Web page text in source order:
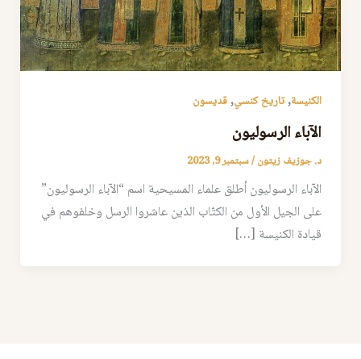
الكنيسة,تاريخ كنسي,قديسون
الآباء الرسوليون
د. جوزيف زيتون/سبتمبر 9, 2023
الآباء الرسوليون أطلق علماء المسيحية اسم “الآباء الرسوليون”
على الجيل الأول من الكتّاب الذين عاشروا الرسل وخلفوهم في
قيادة الكنيسة […]